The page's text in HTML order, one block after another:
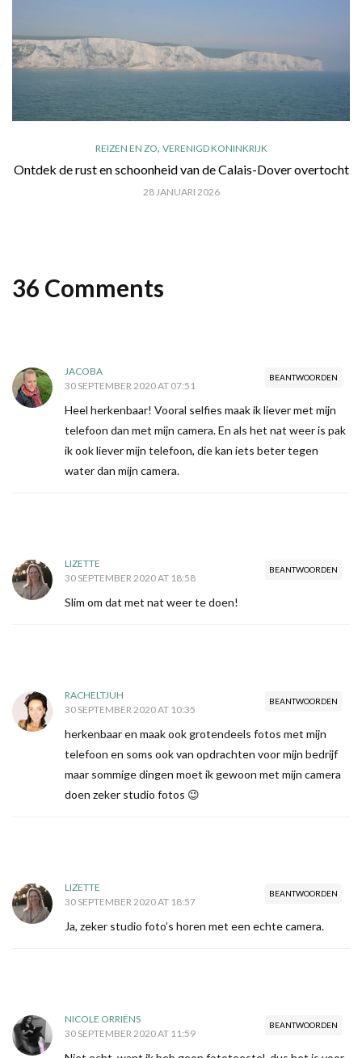
REIZEN EN ZO, VERENIGD KONINKRIJK
Ontdek de rust en schoonheid van de Calais-Dover overtocht
28 JANUARI 2026
36 Comments
BEANTWOORDEN
JACOBA
30 SEPTEMBER 2020 AT 07:51
Heel herkenbaar! Vooral selfies maak ik liever met mijn
telefoon dan met mijn camera. En als het nat weer is pak
ik ook liever mijn telefoon, die kan iets beter tegen
water dan mijn camera.
BEANTWOORDEN
LIZETTE
30 SEPTEMBER 2020 AT 18:58
Slim om dat met nat weer te doen!
BEANTWOORDEN
RACHELTJUH
30 SEPTEMBER 2020 AT 10:35
herkenbaar en maak ook grotendeels fotos met mijn
telefoon en soms ook van opdrachten voor mijn bedrijf
maar sommige dingen moet ik gewoon met mijn camera
doen zeker studio fotos 😉
BEANTWOORDEN
LIZETTE
30 SEPTEMBER 2020 AT 18:57
Ja, zeker studio foto’s horen met een echte camera.
BEANTWOORDEN
NICOLE ORRIËNS
30 SEPTEMBER 2020 AT 11:59